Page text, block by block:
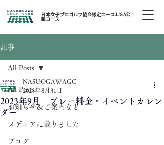
日本女子プロゴルフ協会認定コースJJGA公
認コース
記事
All Posts
お知らせ＆ご案内など
メディアに載りました
ブログ
All Posts
2023年9月 プレー料金・イベントカレン
ダー
NASUOGAWAGC
2023年8月31日